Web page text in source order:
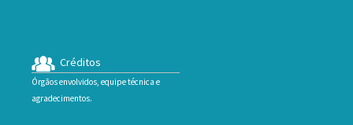
Créditos
Órgãos envolvidos, equipe técnica e
agradecimentos.